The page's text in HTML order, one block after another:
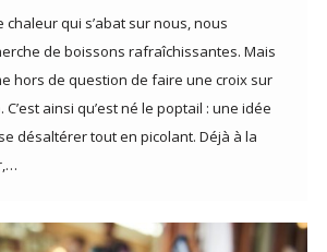
chaleur qui s’abat sur nous, nous
de boissons rafraîchissantes. Mais
hors de question de faire une croix sur
C’est ainsi qu’est né le poptail : une idée
désaltérer tout en picolant. Déjà à la